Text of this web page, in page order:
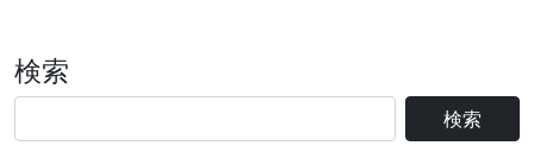
検索
検索